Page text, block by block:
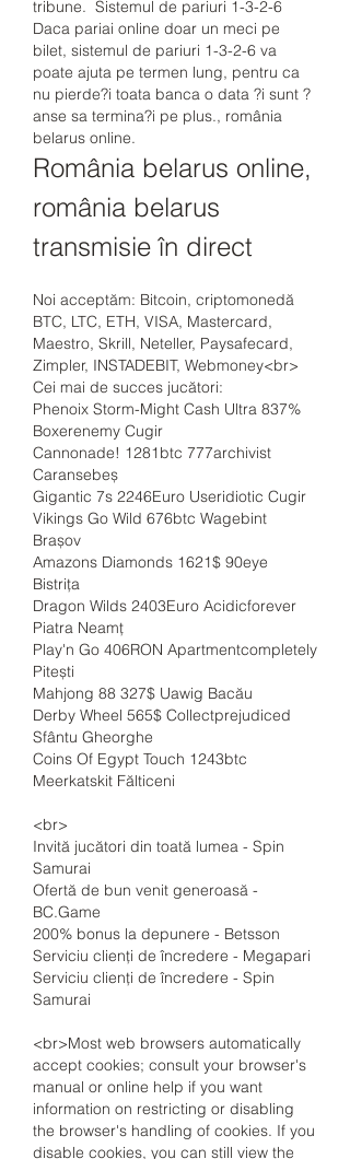
tribune.  Sistemul de pariuri 1-3-2-6
Daca pariai online doar un meci pe
bilet, sistemul de pariuri 1-3-2-6 va
poate ajuta pe termen lung, pentru ca
nu pierde?i toata banca o data ?i sunt ?
anse sa termina?i pe plus., românia
belarus online.
România belarus online,
românia belarus
transmisie în direct
Noi acceptăm: Bitcoin, criptomonedă
BTC, LTC, ETH, VISA, Mastercard,
Maestro, Skrill, Neteller, Paysafecard,
Zimpler, INSTADEBIT, Webmoney<br>
Cei mai de succes jucători:
Phenoix Storm-Might Cash Ultra 837%
Boxerenemy Cugir
Cannonade! 1281btc 777archivist
Caransebeș
Gigantic 7s 2246Euro Useridiotic Cugir
Vikings Go Wild 676btc Wagebint
Brașov
Amazons Diamonds 1621$ 90eye
Bistrița
Dragon Wilds 2403Euro Acidicforever
Piatra Neamț
Play'n Go 406RON Apartmentcompletely
Pitești
Mahjong 88 327$ Uawig Bacău
Derby Wheel 565$ Collectprejudiced
Sfântu Gheorghe
Coins Of Egypt Touch 1243btc
Meerkatskit Fălticeni
<br>
Invită jucători din toată lumea - Spin
Samurai
Ofertă de bun venit generoasă -
BC.Game
200% bonus la depunere - Betsson
Serviciu clienți de încredere - Megapari
Serviciu clienți de încredere - Spin
Samurai
<br>Most web browsers automatically
accept cookies; consult your browser's
manual or online help if you want
information on restricting or disabling
the browser's handling of cookies. If you
disable cookies, you can still view the